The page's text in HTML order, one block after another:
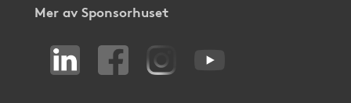
Mer av Sponsorhuset